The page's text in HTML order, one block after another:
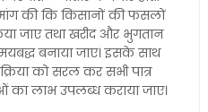
की कि किसानों की फसलों
जाए तथा खरीद और भुगतान
बनाया जाए। इसके साथ
को सरल कर सभी पात्र
का लाभ उपलब्ध कराया जाए।